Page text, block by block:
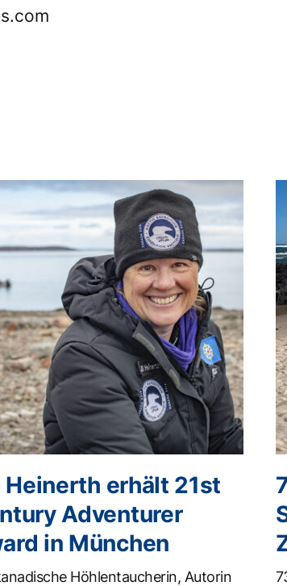
erhält 21st
Adventurer
in München
Höhlentaucherin, Autorin